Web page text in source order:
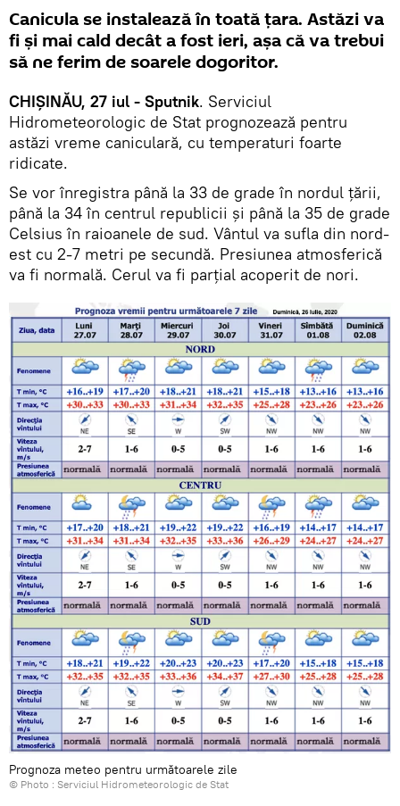
Canicula se instalează în toată țara. Astăzi va
fi și mai cald decât a fost ieri, așa că va trebui
să ne ferim de soarele dogoritor.
CHIȘINĂU, 27 iul - Sputnik. Serviciul
Hidrometeorologic de Stat prognozează pentru
astăzi vreme caniculară, cu temperaturi foarte
ridicate.
Se vor înregistra până la 33 de grade în nordul țării,
până la 34 în centrul republicii și până la 35 de grade
Celsius în raioanele de sud. Vântul va sufla din nord-
est cu 2-7 metri pe secundă. Presiunea atmosferică
va fi normală. Cerul va fi parțial acoperit de nori.
Prognoza meteo pentru următoarele zile
© Photo : Serviciul Hidrometeorologic de Stat